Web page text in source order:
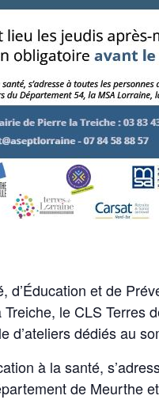
d’Éducation et de
le CLS Terres
d’ateliers dédiés au
à la santé,
de Meurthe